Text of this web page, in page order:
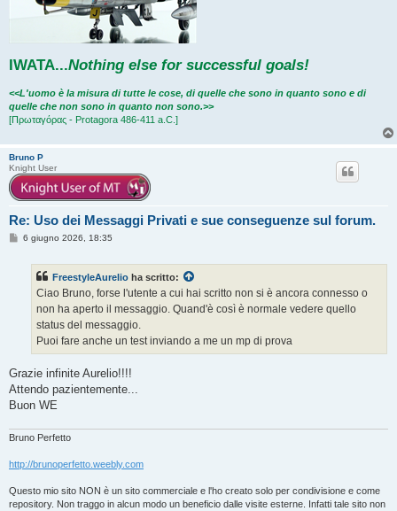
IWATA...Nothing else for successful goals!
<<L'uomo è la misura di tutte le cose, di quelle che sono in quanto sono e di
quelle che non sono in quanto non sono.>>
[Πρωταγόρας - Protagora 486-411 a.C.]
Bruno P
Knight User
Re: Uso dei Messaggi Privati e sue conseguenze sul forum.
M6 giugno 2026, 18:35
FreestyleAurelio ha scritto:
Ciao Bruno, forse l'utente a cui hai scritto non si è ancora connesso o
non ha aperto il messaggio. Quand'è così è normale vedere quello
status del messaggio.
Puoi fare anche un test inviando a me un mp di prova
Grazie infinite Aurelio!!!!
Attendo pazientemente...
Buon WE
Bruno Perfetto
http://brunoperfetto.weebly.com
Questo mio sito NON è un sito commerciale e l'ho creato solo per condivisione e come
repository. Non traggo in alcun modo un beneficio dalle visite esterne. Infatti tale sito non